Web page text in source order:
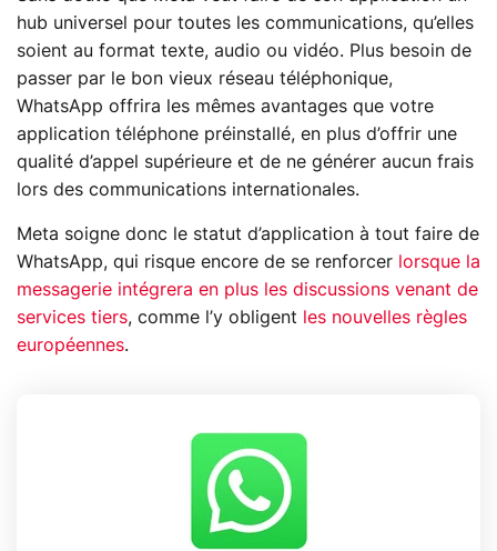
hub universel pour toutes les communications, qu’elles
soient au format texte, audio ou vidéo. Plus besoin de
passer par le bon vieux réseau téléphonique,
WhatsApp offrira les mêmes avantages que votre
application téléphone préinstallé, en plus d’offrir une
qualité d’appel supérieure et de ne générer aucun frais
lors des communications internationales.
Meta soigne donc le statut d’application à tout faire de
WhatsApp, qui risque encore de se renforcer lorsque la
messagerie intégrera en plus les discussions venant de
services tiers, comme l’y obligent
les nouvelles règles
européennes.